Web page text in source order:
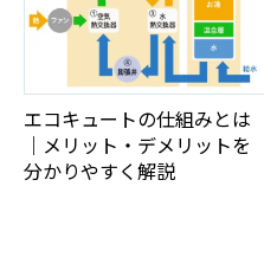
エコキュートの仕組みとは
｜メリット・デメリットを
分かりやすく解説